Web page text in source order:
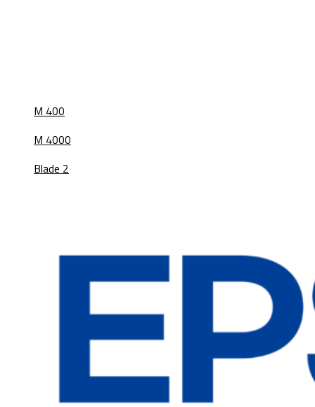
M 400
M 4000
Blade 2